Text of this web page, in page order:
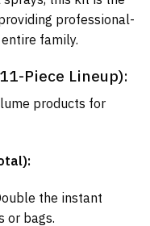
professional-
family.
Piece Lineup):
products for
the instant
or bags.